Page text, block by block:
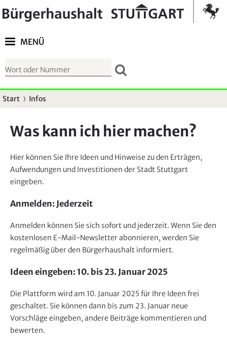
Springe zur Navigation
Kontrast umschalten
MENÜ
S
u
c
f
o
r
m
u
a
r
S
Start Infos
Was kann ich hier machen?
Hier können Sie Ihre Ideen und Hinweise zu den Erträgen,
Aufwendungen und Investitionen der Stadt Stuttgart
eingeben.
Anmelden: Jederzeit
Anmelden können Sie sich sofort und jederzeit. Wenn Sie den
kostenlosen E-Mail-Newsletter abonnieren, werden Sie
regelmäßig über den Bürgerhaushalt informiert.
Ideen eingeben: 10. bis 23. Januar 2025
Die Plattform wird am 10. Januar 2025 für Ihre Ideen frei
geschaltet. Sie können dann bis zum 23. Januar neue
Vorschläge eingeben, andere Beiträge kommentieren und
bewerten.